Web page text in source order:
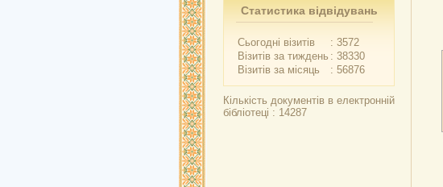
Статистика відвідувань
Сьогодні візитів
: 3572
Візитів за тиждень : 38330
Візитів за місяць
: 56876
Кількість документів в електронній
бібліотеці : 14287